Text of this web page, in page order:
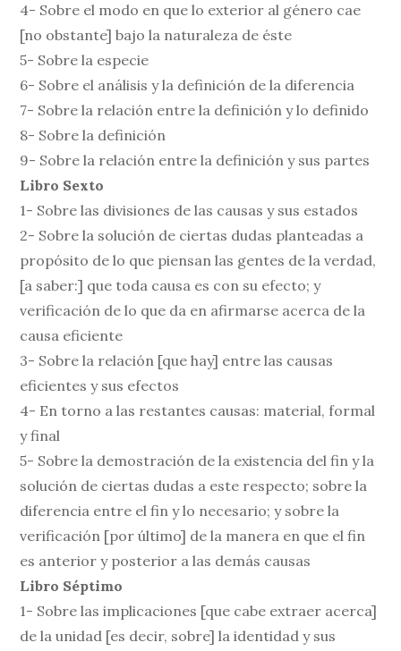
4- Sobre el modo en que lo exterior al género cae
[no obstante] bajo la naturaleza de éste
5- Sobre la especie
6- Sobre el análisis y la definición de la diferencia
7- Sobre la relación entre la definición y lo definido
8- Sobre la definición
9- Sobre la relación entre la definición y sus partes
Libro Sexto
1- Sobre las divisiones de las causas y sus estados
2- Sobre la solución de ciertas dudas planteadas a
propósito de lo que piensan las gentes de la verdad,
[a saber:] que toda causa es con su efecto; y
verificación de lo que da en afirmarse acerca de la
causa eficiente
3- Sobre la relación [que hay] entre las causas
eficientes y sus efectos
4- En torno a las restantes causas: material, formal
y final
5- Sobre la demostración de la existencia del fin y la
solución de ciertas dudas a este respecto; sobre la
diferencia entre el fin y lo necesario; y sobre la
verificación [por último] de la manera en que el fin
es anterior y posterior a las demás causas
Libro Séptimo
1- Sobre las implicaciones [que cabe extraer acerca]
de la unidad [es decir, sobre] la identidad y sus